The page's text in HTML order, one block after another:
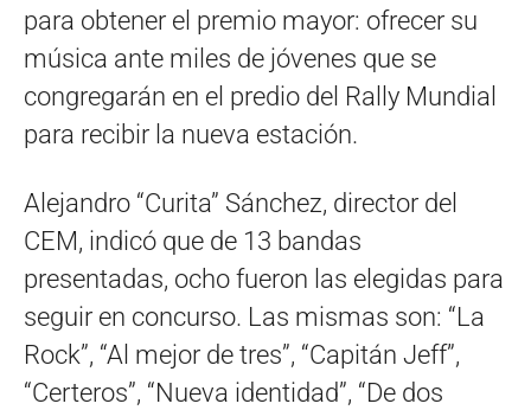
para obtener el premio mayor: ofrecer su
música ante miles de jóvenes que se
congregarán en el predio del Rally Mundial
para recibir la nueva estación.
Alejandro “Curita” Sánchez, director del
CEM, indicó que de 13 bandas
presentadas, ocho fueron las elegidas para
seguir en concurso. Las mismas son: “La
Rock”, “Al mejor de tres”, “Capitán Jeff”,
“Certeros”, “Nueva identidad”, “De dos